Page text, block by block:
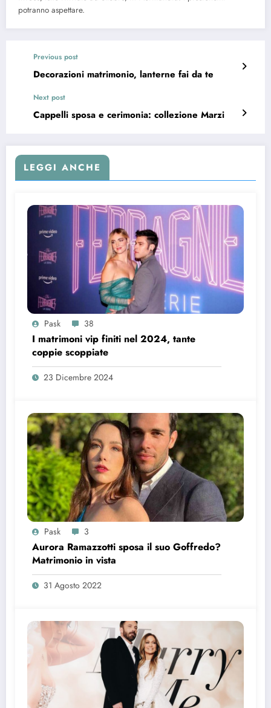
potranno aspettare.
Previous post
Decorazioni matrimonio, lanterne fai da te
Next post
Cappelli sposa e cerimonia: collezione Marzi
LEGGI ANCHE
Pask 38
I matrimoni vip finiti nel 2024, tante
coppie scoppiate
23 Dicembre 2024
Pask 3
Aurora Ramazzotti sposa il suo Goffredo?
Matrimonio in vista
31 Agosto 2022